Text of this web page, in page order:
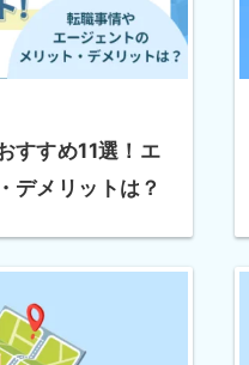
すすめ11選！エ
デメリットは？